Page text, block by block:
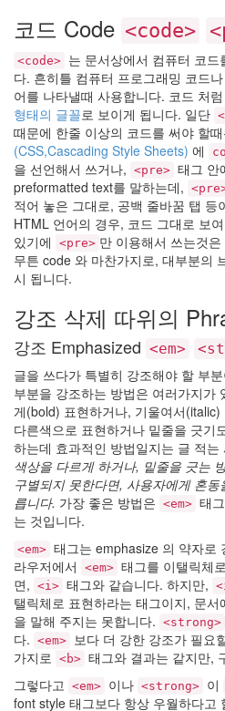
코드 Code <code>
<code> 는 문서상에서 컴퓨터 코
다. 흔히틀 컴퓨터 프로그래밍 코드
어를 나타낼때 사용합니다. 코드 처
형태의 글꼴로 보이게 됩니다. 일단
때문에 한줄 이상의 코드를 써야 할
(CSS,Cascading Style Sheets) 에
을 선언해서 쓰거나, <pre> 태그 안
preformatted text를 말하는데,
적어 놓은 그대로, 공백 줄바꿈 탭 등
HTML 언어의 경우, 코드 그대로 보
있기에
<pre> 만 이용해서 쓰는것
무튼 code 와 마찬가지로, 대부분의
시 됩니다.
강조 삭제 따위의
강조 Emphasized <em>
글을 쓰다가 특별히 강조해야 할 부
부분을 강조하는 방법은 여러가지가
게(bold) 표현하거나, 기울여서
다른색으로 표현하거나 밑줄을 긋기
하는데 효과적인 방법일지는 글 적
색상을 다르게 하거나, 밑줄을 긋는
구별되지 못한다면, 사용자에게 혼
릅니다. 가장 좋은 방법은 <em> 태
는 것입니다.
<em> 태그는 emphasize 의 약자로
라우저에서
<em> 태그를 이탤릭체
면, <i> 태그와 같습니다. 하지만,
탤릭체로 표현하라는 태그이지, 문
을 말해 주지는 못합니다. <strong>
다. <em> 보다 더 강한 강조가 필요
가지로 <b> 태그와 결과는 같지만,
그렇다고 <em> 이나 <strong> 이
font style 태그보다 항상 우월하다고
Spam
답
TN
블
로
주
소
변
경
Chris
Brown
이
용
산
토
투
Custom
CSS
Omarion
기
미